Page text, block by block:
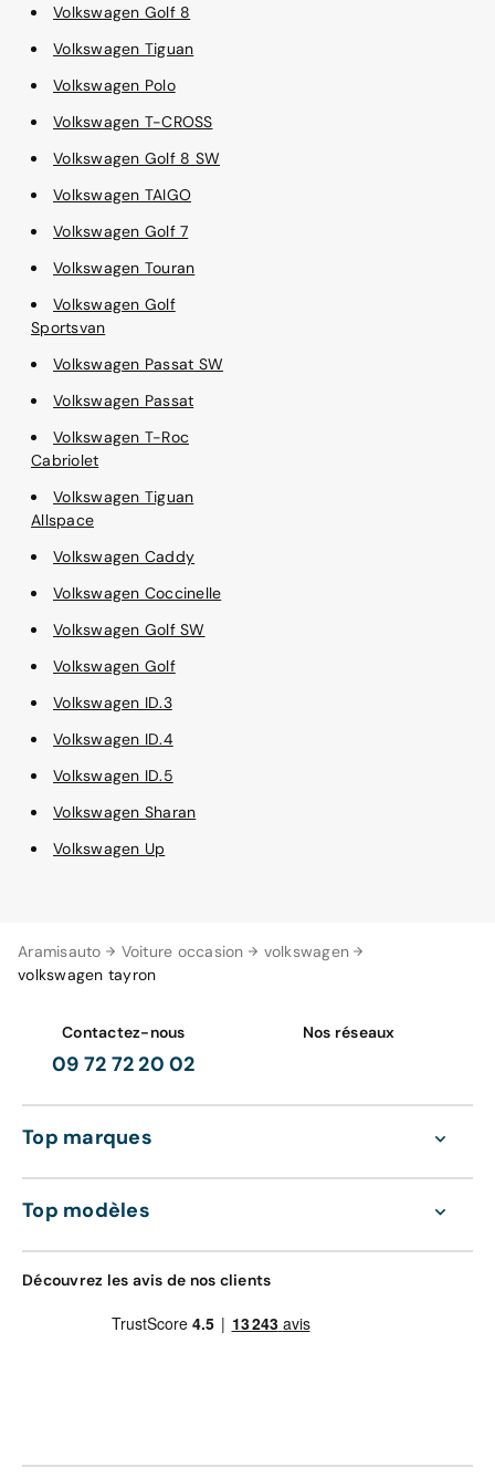
Aramisauto Voiture occasion
volkswagen
volkswagen tayron
Volkswagen Golf 8
Volkswagen Tiguan
Volkswagen Polo
Volkswagen T-CROSS
Volkswagen Golf 8 SW
Volkswagen TAIGO
Volkswagen Golf 7
Volkswagen Touran
Volkswagen Golf
Sportsvan
Volkswagen Passat SW
Volkswagen Passat
Volkswagen T-Roc
Cabriolet
Volkswagen Tiguan
Allspace
Volkswagen Caddy
Volkswagen Coccinelle
Volkswagen Golf SW
Volkswagen Golf
Volkswagen ID.3
Volkswagen ID.4
Volkswagen ID.5
Volkswagen Sharan
Volkswagen Up
Contactez-nous
09 72 72 20 02
Nos réseaux
Top marques
Top modèles
Découvrez les avis de nos clients